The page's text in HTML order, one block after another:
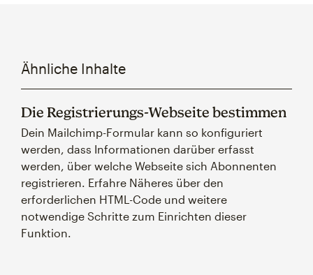
Ähnliche Inhalte
Die Registrierungs-Webseite bestimmen
Dein Mailchimp-Formular kann so konfiguriert
werden, dass Informationen darüber erfasst
werden, über welche Webseite sich Abonnenten
registrieren. Erfahre Näheres über den
erforderlichen HTML-Code und weitere
notwendige Schritte zum Einrichten dieser
Funktion.